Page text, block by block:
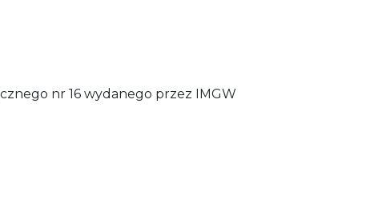
nr 16 wydanego przez IMGW